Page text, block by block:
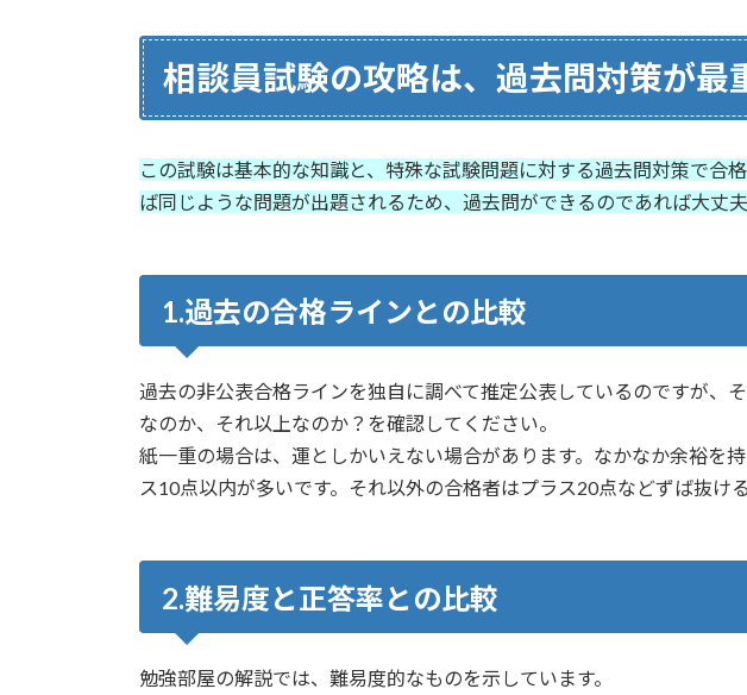
相談員試験の攻略は、過去問対策が最
この試験は基本的な知識と、特殊な試験問題に対する過去問対策で合
ば同じような問題が出題されるため、過去問ができるのであれば大丈
1.過去の合格ラインとの比較
過去の非公表合格ラインを独自に調べて推定公表しているのですが、
なのか、それ以上なのか？を確認してください。
紙一重の場合は、運としかいえない場合があります。なかなか余裕を
ス10点以内が多いです。それ以外の合格者はプラス20点などずば抜け
2.難易度と正答率との比較
勉強部屋の解説では、難易度的なものを示しています。